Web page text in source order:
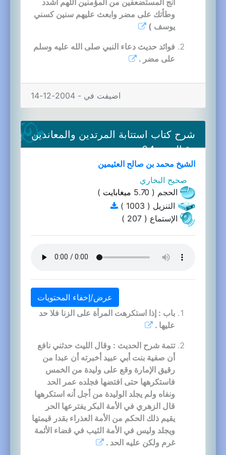
وطأتك على مضر وابعث عليهم سنين كسني
يوسف )
فوائد حديث دعاء النبي صلى الله عليه وسلم
على مضر .
اضيفت في - 2004-12-14
شرح كتاب استتابة المرتدين والمعاندين
وقتالهم-04a
الشيخ محمد بن صالح العثيمين
صحيح البخاري
الحجم ( 5.70
ميغابايت )
التنزيل ( 1003 )
الإستماع ( 207 )
عرض/إخفاء المحتويات
باب : إذا استكرهت المرأة على الزنا فلا حد
عليها .
تتمة شرح الحديث : وقال الليث حدثني نافع
أن صفية بنت أبي عبيد أخبرته أن عبدا من
رقيق الإمارة وقع على وليدة من الخمس
فاستكرهها حتى افتضها فجلده عمر الحد
ونفاه ولم يجلد الوليدة من أجل أنه استكرهها
قال الزهري في الأمة البكر يفترعها الحر
يقيم ذلك الحكم من الأمة العذراء بقدر قيمتها
ويجلد وليس في الأمة الثيب في قضاء الأئمة
غرم ولكن عليه الحد .